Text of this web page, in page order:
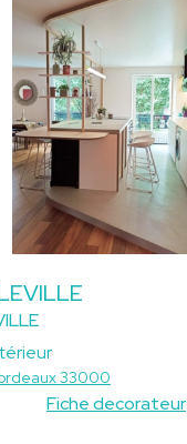
Fiche decorateur
33000